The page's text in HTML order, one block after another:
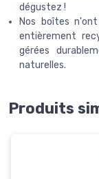
dégustez !
Nos boîtes
entièrement
gérées
naturelles.
Produits